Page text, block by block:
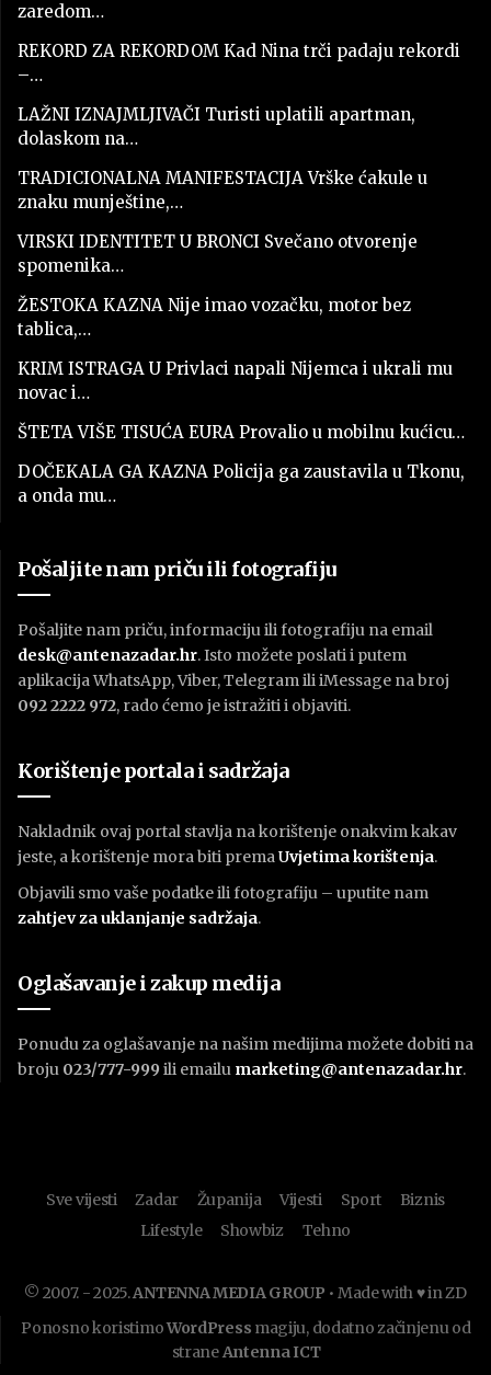
zaredom…
REKORD ZA REKORDOM Kad Nina trči padaju rekordi
–…
LAŽNI IZNAJMLJIVAČI Turisti uplatili apartman,
dolaskom na…
TRADICIONALNA MANIFESTACIJA Vrške ćakule u
znaku munještine,…
VIRSKI IDENTITET U BRONCI Svečano otvorenje
spomenika…
ŽESTOKA KAZNA Nije imao vozačku, motor bez
tablica,…
KRIM ISTRAGA U Privlaci napali Nijemca i ukrali mu
novac i…
ŠTETA VIŠE TISUĆA EURA Provalio u mobilnu kućicu…
DOČEKALA GA KAZNA Policija ga zaustavila u Tkonu,
a onda mu…
Pošaljite nam priču ili fotografiju
Pošaljite nam priču, informaciju ili fotografiju na email
desk@antenazadar.hr. Isto možete poslati i putem
aplikacija WhatsApp, Viber, Telegram ili iMessage na broj
092 2222 972, rado ćemo je istražiti i objaviti.
Korištenje portala i sadržaja
Nakladnik ovaj portal stavlja na korištenje onakvim kakav
jeste, a korištenje mora biti premaUvjetima korištenja.
Objavili smo vaše podatke ili fotografiju – uputite nam
zahtjev za uklanjanje sadržaja.
Oglašavanje i zakup medija
Ponudu za oglašavanje na našim medijima možete dobiti na
broju 023/777-999 ili emailu marketing@antenazadar.hr.
Sve vijesti Zadar Županija Vijesti Sport
Biznis
Lifestyle
Showbiz Tehno
© 2007. - 2025.ANTENNA MEDIA GROUP • Made with ♥ in ZD
Ponosno koristimoWordPress magiju, dodatno začinjenu od
straneAntenna ICT